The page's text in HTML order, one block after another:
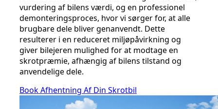
vurdering af bilens værdi, og en professionel
demonteringsproces, hvor vi sørger for, at alle
brugbare dele bliver genanvendt. Dette
resulterer i en reduceret miljøpåvirkning og
giver bilejeren mulighed for at modtage en
skrotpræmie, afhængig af bilens tilstand og
anvendelige dele.
Book Afhentning Af Din Skrotbil